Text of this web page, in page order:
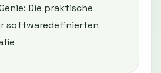
Die praktische
softwaredefinierten